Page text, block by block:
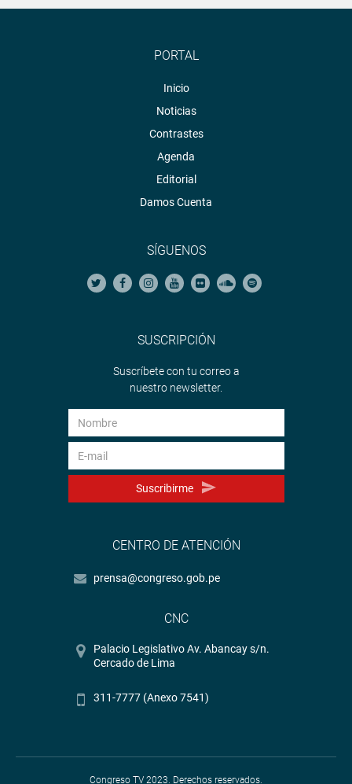
PORTAL
Inicio
Noticias
Contrastes
Agenda
Editorial
Damos Cuenta
SÍGUENOS
SUSCRIPCIÓN
Suscríbete con tu correo a
nuestro newsletter.
Suscribirme
CENTRO DE ATENCIÓN
prensa@congreso.gob.pe
CNC
Palacio Legislativo Av. Abancay s/n.
Cercado de Lima
311-7777 (Anexo 7541)
Congreso TV 2023. Derechos reservados.